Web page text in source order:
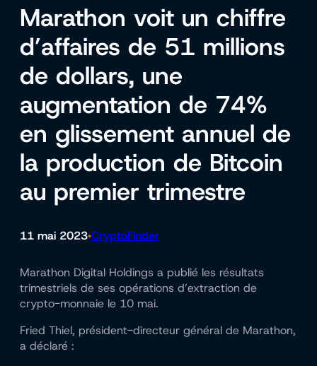
Marathon voit un chiffre
d’affaires de 51 millions
de dollars, une
augmentation de 74%
en glissement annuel de
la production de Bitcoin
au premier trimestre
11 mai 2023•CryptoFinder
Marathon Digital Holdings a publié les résultats
trimestriels de ses opérations d’extraction de
crypto-monnaie le 10 mai.
Fried Thiel, président-directeur général de Marathon,
a déclaré :